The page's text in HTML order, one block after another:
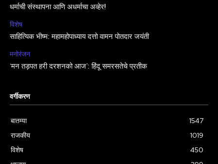
धर्माची संस्थापना आणि अधर्माचा अव्हेर!
विशेष
साहित्यिक भीष्म: महामहोपाध्याय दत्तो वामन पोतदार जयंती
मनोरंजन
‘मन तड़पत हरी दरशनको आज’: हिंदू समरसतेचे प्रतीक
वर्गीकरण
बातम्या
1547
राजकीय
1019
विशेष
450